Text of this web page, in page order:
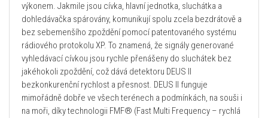
výkonem. Jakmile jsou cívka, hlavní jednotka, sluchátka a
dohledávačka spárovány, komunikují spolu zcela bezdrátově a
bez sebemenšího zpoždění pomocí patentovaného systému
rádiového protokolu XP. To znamená, že signály generované
vyhledávací cívkou jsou rychle přenášeny do sluchátek bez
jakéhokoli zpoždění, což dává detektoru DEUS II
bezkonkurenční rychlost a přesnost. DEUS II funguje
mimořádně dobře ve všech terénech a podmínkách, na souši i
na moři, díky technologii FMF® (Fast Multi Frequency – rychlá